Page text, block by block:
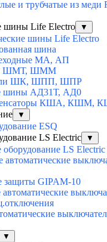
и трубчатые из меди
шины Life Electro
▼
шины Life Electro
шина
МА, АП
ШМТ, ШММ
ШК, ШПП, ШПР
шины АД31Т, АД0
КША, КШМ,
▼
ESQ
LS Electric
▼
оборудование LS Electric
автоматические
защиты GIPAM-10
▼